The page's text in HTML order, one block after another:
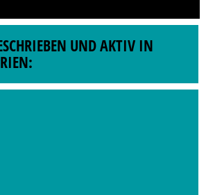
UND AKTIV IN